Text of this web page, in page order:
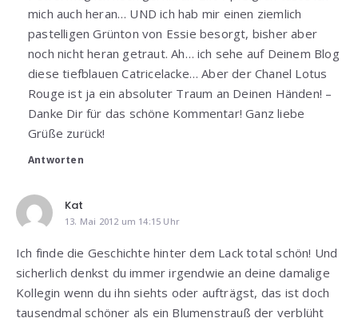
mich auch heran… UND ich hab mir einen ziemlich
pastelligen Grünton von Essie besorgt, bisher aber
noch nicht heran getraut. Ah… ich sehe auf Deinem Blog
diese tiefblauen Catricelacke… Aber der Chanel Lotus
Rouge ist ja ein absoluter Traum an Deinen Händen! –
Danke Dir für das schöne Kommentar! Ganz liebe
Grüße zurück!
Antworten
Kat
13. Mai 2012 um 14:15 Uhr
Ich finde die Geschichte hinter dem Lack total schön! Und
sicherlich denkst du immer irgendwie an deine damalige
Kollegin wenn du ihn siehts oder aufträgst, das ist doch
tausendmal schöner als ein Blumenstrauß der verblüht